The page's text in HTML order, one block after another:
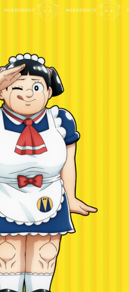
松尾 駿
（チョコレートプラネット）
千葉繁
野沢雅子